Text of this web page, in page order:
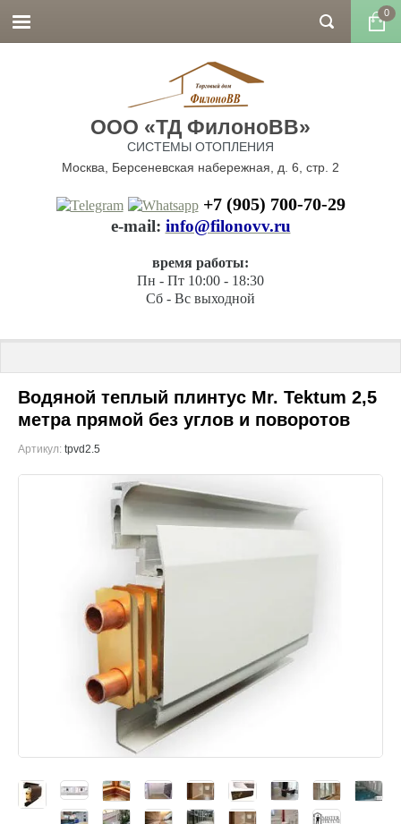
0
ООО «ТД ФилоноВВ»
СИСТЕМЫ ОТОПЛЕНИЯ
+7 (905) 700-70-29
е-mail: info@filonovv.ru
время работы:
Пн - Пт 10:00 - 18:30
Сб - Вс выходной
Москва, Берсеневская набережная, д. 6, стр. 2
Главная Теплый плинтус Водяной теплый плинтус Mr.Tektum
Водяной теплый плинтус Mr. Tektum 2,5
метра прямой без углов и поворотов
Артикул: tpvd2.5